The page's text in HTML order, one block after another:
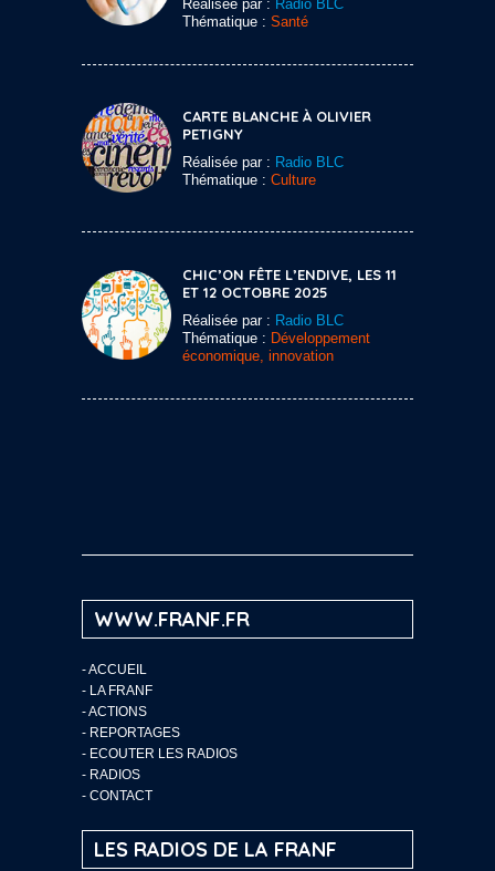
Réalisée par : Radio BLC
Thématique : Santé
CARTE BLANCHE À OLIVIER
PETIGNY
Réalisée par : Radio BLC
Thématique : Culture
CHIC’ON FÊTE L’ENDIVE, LES 11
ET 12 OCTOBRE 2025
Réalisée par : Radio BLC
Thématique : Développement
économique, innovation
WWW.FRANF.FR
-ACCUEIL
- LA FRANF
-ACTIONS
- REPORTAGES
- ECOUTER LES RADIOS
- RADIOS
- CONTACT
LES RADIOS DE LA FRANF